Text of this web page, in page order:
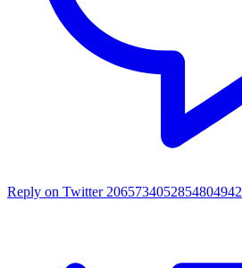
Reply on Twitter 2065734052854804942